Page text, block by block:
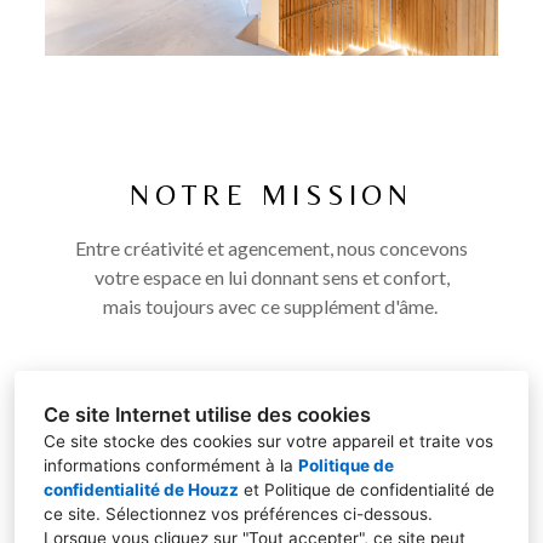
Ce site Internet utilise des cookies
Ce site stocke des cookies sur votre appareil et traite vos
informations conformément à la Politique de
confidentialité de Houzz et Politique de confidentialité de
ce site. Sélectionnez vos préférences ci-dessous.
Lorsque vous cliquez sur "Tout accepter", ce site peut
DES KORES
À PROPOS
NOTRE MISSION
Entre créativité et agencement, nous concevons
votre espace en lui donnant sens et confort,
mais toujours avec ce supplément d'âme.
Des Korēs Strasbourg&Colmar